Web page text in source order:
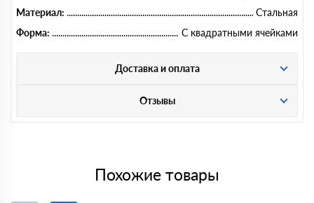
Материал:
Стальная
Форма:
С квадратными ячейками
Доставка и оплата
Отзывы
Похожие товары